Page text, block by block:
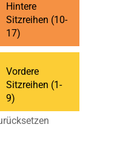
Hintere
Sitzreihen (10-
17)
Vordere
Sitzreihen (1-
9)